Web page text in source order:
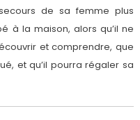
de sa femme plus
à la maison, alors qu’il ne
et comprendre, que
et qu’il pourra régaler sa